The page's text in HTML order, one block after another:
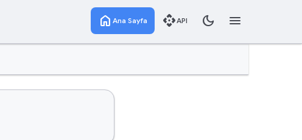
home Ana Sayfa apiAPI dark_mode menu